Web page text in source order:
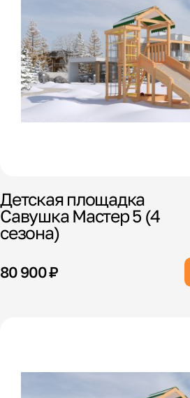
Детская площадка
Савушка Мастер 5 (4
сезона)
80 900 ₽